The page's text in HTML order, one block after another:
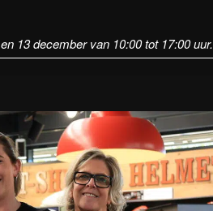
13 december van 10:00 tot 17:00 uur.